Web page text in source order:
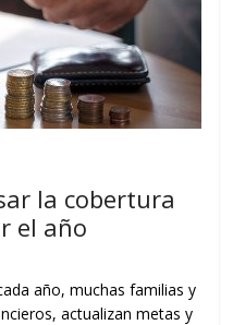
la cobertura
el año
año, muchas familias y
actualizan metas y